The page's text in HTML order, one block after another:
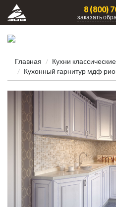
8 (800)
заказать
Главная Кухни клаcсические
Кухонный гарнитур мдф рио